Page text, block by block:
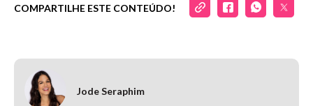
COMPARTILHE ESTE CONTEÚDO!
Jode Seraphim